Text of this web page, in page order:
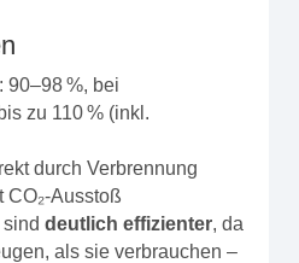
: 90–98 %, bei
zu 110 % (inkl.
durch Verbrennung
CO₂-Ausstoß
deutlich effizienter, da
als sie verbrauchen –